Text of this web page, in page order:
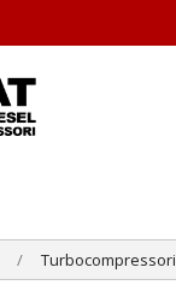
Turbocompressori